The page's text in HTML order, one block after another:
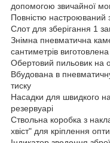
допомогою звичайної
Повністю настроюваний
Слот для зберігання 1
Знімна пневматична
сантиметрів
Обертовий пильовик на
Вбудована в
тиску
Насадки для швидкого
резервуарі
Ствольна коробка з
хвіст" для кріплення